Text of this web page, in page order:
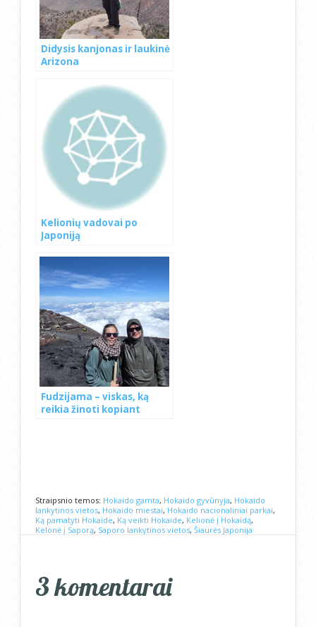
Didysis kanjonas ir laukinė
Arizona
Kelionių vadovai po
Japoniją
Fudzijama – viskas, ką
reikia žinoti kopiant
Straipsnio temos: Hokaido gamta, Hokaido gyvūnyja, Hokaido
lankytinos vietos, Hokaido miestai, Hokaido nacionaliniai parkai,
Ką pamatyti Hokaide, Ką veikti Hokaide, Kelionė į Hokaidą,
Kelonė į Saporą, Saporo lankytinos vietos, Šiaurės Japonija
3 komentarai